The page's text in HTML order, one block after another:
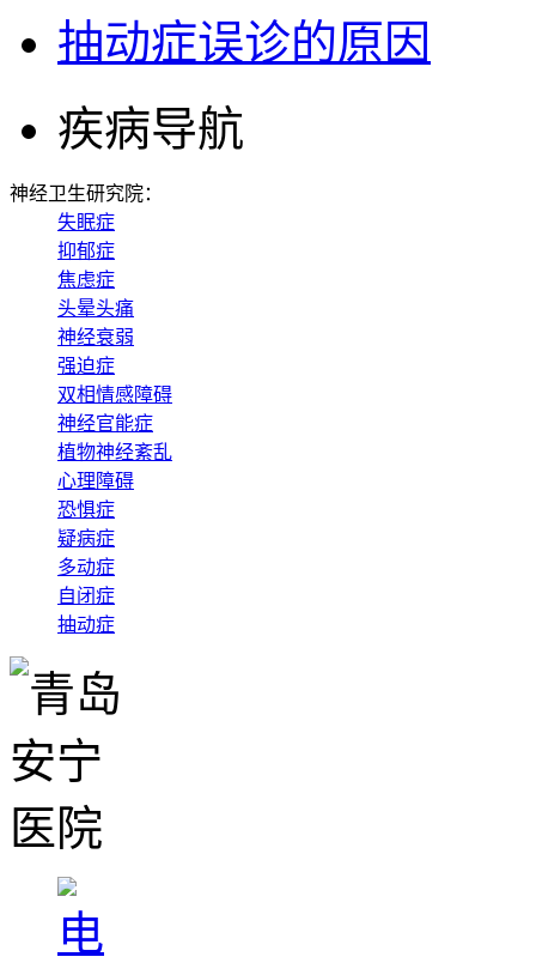
抽动症误诊的原因
疾病导航
神经卫生研究院：
失眠症
抑郁症
焦虑症
头晕头痛
神经衰弱
强迫症
双相情感障碍
神经官能症
植物神经紊乱
心理障碍
恐惧症
疑病症
多动症
自闭症
抽动症